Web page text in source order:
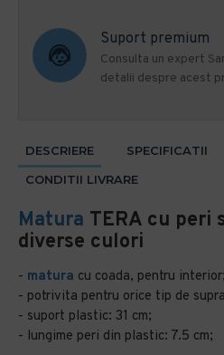
Suport premium
Consulta un expert
detalii despre acest
DESCRIERE SPECIFICATII
CONDITII LIVRARE
Matura TERA cu peri
diverse culori
- matura cu coada, pentru interior;
- potrivita pentru orice tip de
- suport plastic: 31 cm;
- lungime peri din plastic: 7.5 cm;